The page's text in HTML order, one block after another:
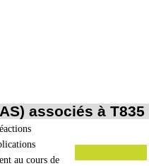
associés à T835
au cours de